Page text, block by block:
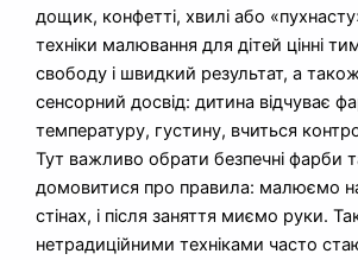
дощик, конфетті, хвилі або
техніки малювання для дітей цінні
свободу і швидкий результат, а
сенсорний досвід: дитина відчуває
температуру, густину, вчиться
Тут важливо обрати безпечні фарби
домовитися про правила: малюємо на
стінах, і після заняття миємо руки.
нетрадиційними техніками часто